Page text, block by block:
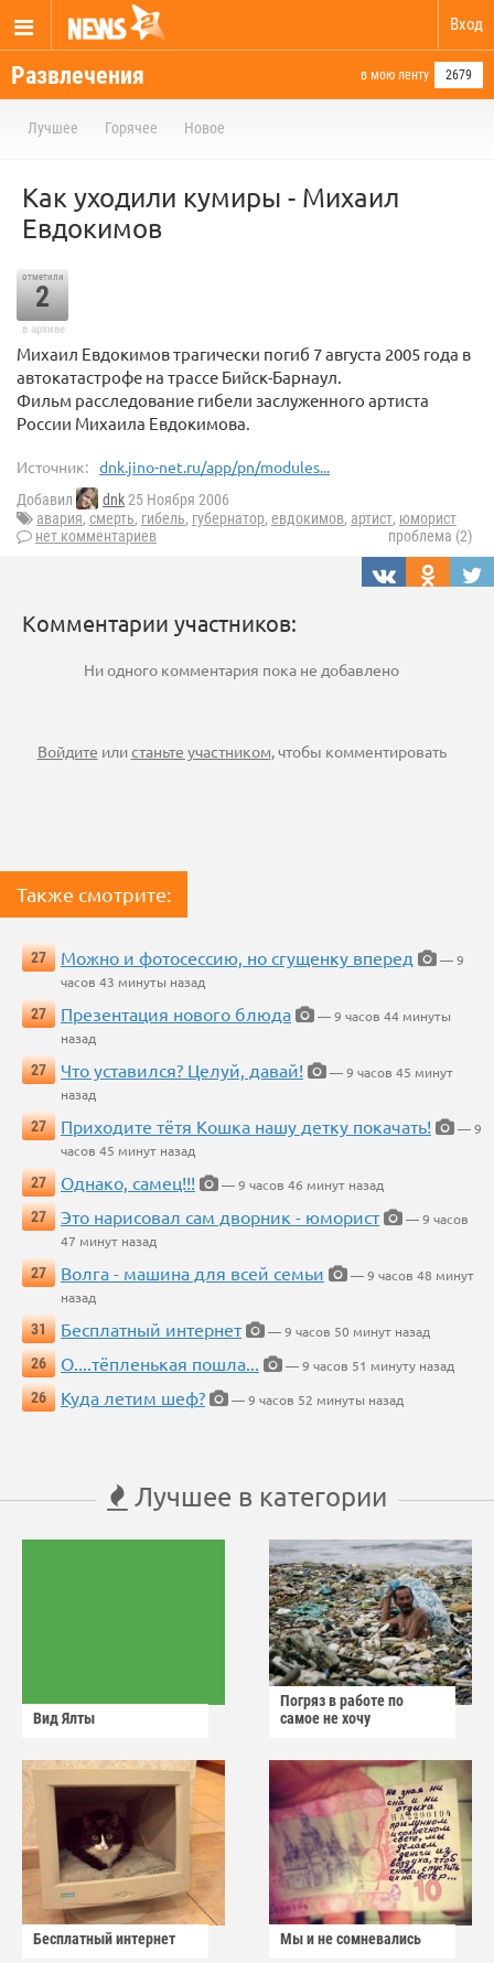
Вход
Развлечения в мою ленту 2679
Лучшее Горячее Новое
Как уходили кумиры - Михаил
Евдокимов
отметили
2
в архиве
Михаил Евдокимов трагически погиб 7 августа 2005 года в
автокатастрофе на трассе Бийск-Барнаул.
Фильм расследование гибели заслуженного артиста
России Михаила Евдокимова.
Источник: dnk.jino-net.ru/app/pn/modules...
Добавил dnk25 Ноября 2006
авария, смерть, гибель, губернатор, евдокимов, артист, юморист
нет комментариев
проблема (2)
Комментарии участников:
Ни одного комментария пока не добавлено
Войдите илистаньте участником, чтобы комментировать
Также смотрите:
27 Можно и фотосессию, но сгущенку вперед
— 9
часов 43 минуты назад
27
Презентация нового блюда
— 9 часов 44 минуты
назад
27
Что уставился? Целуй, давай!
— 9 часов 45 минут
назад
27
Приходите тётя Кошка нашу детку покачать!
— 9
часов 45 минут назад
27
Однако, самец!!!
— 9 часов 46 минут назад
27
Это нарисовал сам дворник - юморист
— 9 часов
47 минут назад
27
Волга - машина для всей семьи
— 9 часов 48 минут
назад
31
Бесплатный интернет
— 9 часов 50 минут назад
26
О....тёпленькая пошла...
— 9 часов 51 минуту назад
26
Куда летим шеф? — 9 часов 52 минуты назад
Лучшее в категории
Вид Ялты
Погряз в работе по
самое не хочу
Бесплатный интернет Мы и не сомневались